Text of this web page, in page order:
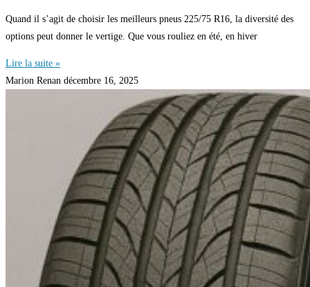
Quand il s’agit de choisir les meilleurs pneus 225/75 R16, la diversité des
options peut donner le vertige. Que vous rouliez en été, en hiver
Lire la suite »
Marion Renan décembre 16, 2025